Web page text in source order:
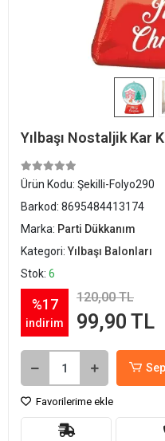
Yılbaşı Nostaljik Kar
Ürün Kodu: Şekilli-Folyo290
Barkod: 8695484413174
Marka: Parti Dükkanım
Kategori:Yılbaşı Balonları
Stok: 6
%17
indirim
120,00 TL
99,90 TL
Favorilerime ekle